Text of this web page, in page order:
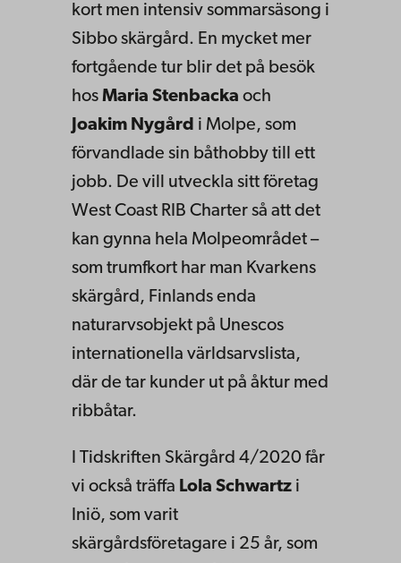
kort men intensiv sommarsäsong i
Sibbo skärgård. En mycket mer
fortgående tur blir det på besök
hos Maria Stenbacka och
Joakim Nygård i Molpe, som
förvandlade sin båthobby till ett
jobb. De vill utveckla sitt företag
West Coast RIB Charter så att det
kan gynna hela Molpeområdet –
som trumfkort har man Kvarkens
skärgård, Finlands enda
naturarvsobjekt på Unescos
internationella världsarvslista,
där de tar kunder ut på åktur med
ribbåtar.
I Tidskriften Skärgård 4/2020 får
vi också träffa Lola Schwartz i
Iniö, som varit
skärgårdsföretagare i 25 år, som